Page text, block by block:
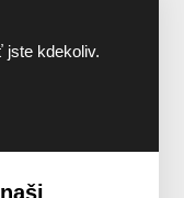
jste kdekoliv.